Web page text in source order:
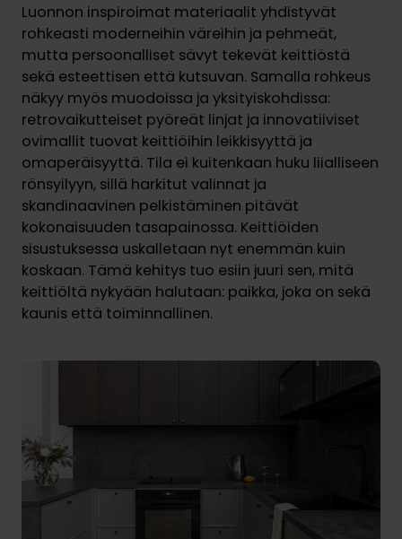
Luonnon inspiroimat materiaalit yhdistyvät
rohkeasti moderneihin väreihin ja pehmeät,
mutta persoonalliset sävyt tekevät keittiöstä
sekä esteettisen että kutsuvan. Samalla rohkeus
näkyy myös muodoissa ja yksityiskohdissa:
retrovaikutteiset pyöreät linjat ja innovatiiviset
ovimallit tuovat keittiöihin leikkisyyttä ja
omaperäisyyttä. Tila ei kuitenkaan huku liialliseen
rönsyilyyn, sillä harkitut valinnat ja
skandinaavinen pelkistäminen pitävät
kokonaisuuden tasapainossa. Keittiöiden
sisustuksessa uskalletaan nyt enemmän kuin
koskaan. Tämä kehitys tuo esiin juuri sen, mitä
keittiöltä nykyään halutaan: paikka, joka on sekä
kaunis että toiminnallinen.